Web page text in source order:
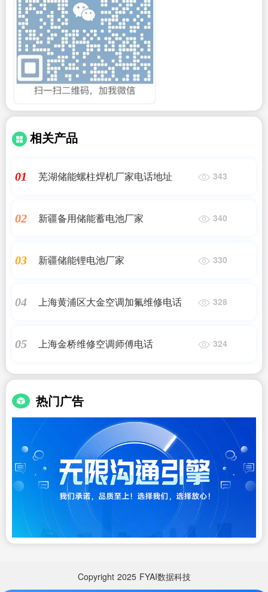
相关产品
01 芜湖储能螺柱焊机厂家电话地址 343
02 新疆备用储能蓄电池厂家 340
03 新疆储能锂电池厂家 330
04 上海黄浦区大金空调加氟维修电话 328
05 上海金桥维修空调师傅电话 324
热门广告
Copyright 2025 FYAI数据科技